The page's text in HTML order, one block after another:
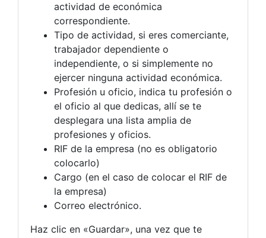
actividad de económica
correspondiente.
Tipo de actividad, si eres comerciante,
trabajador dependiente o
independiente, o si simplemente no
ejercer ninguna actividad económica.
Profesión u oficio, indica tu profesión o
el oficio al que dedicas, allí se te
desplegara una lista amplia de
profesiones y oficios.
RIF de la empresa (no es obligatorio
colocarlo)
Cargo (en el caso de colocar el RIF de
la empresa)
Correo electrónico.
Haz clic en «Guardar», una vez que te